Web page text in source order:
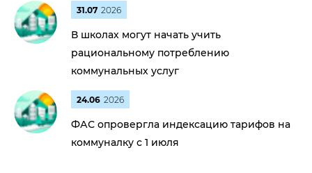
31.07 2026
В школах могут начать учить
рациональному потреблению
коммунальных услуг
24.06 2026
ФАС опровергла индексацию тарифов на
коммуналку с 1 июля